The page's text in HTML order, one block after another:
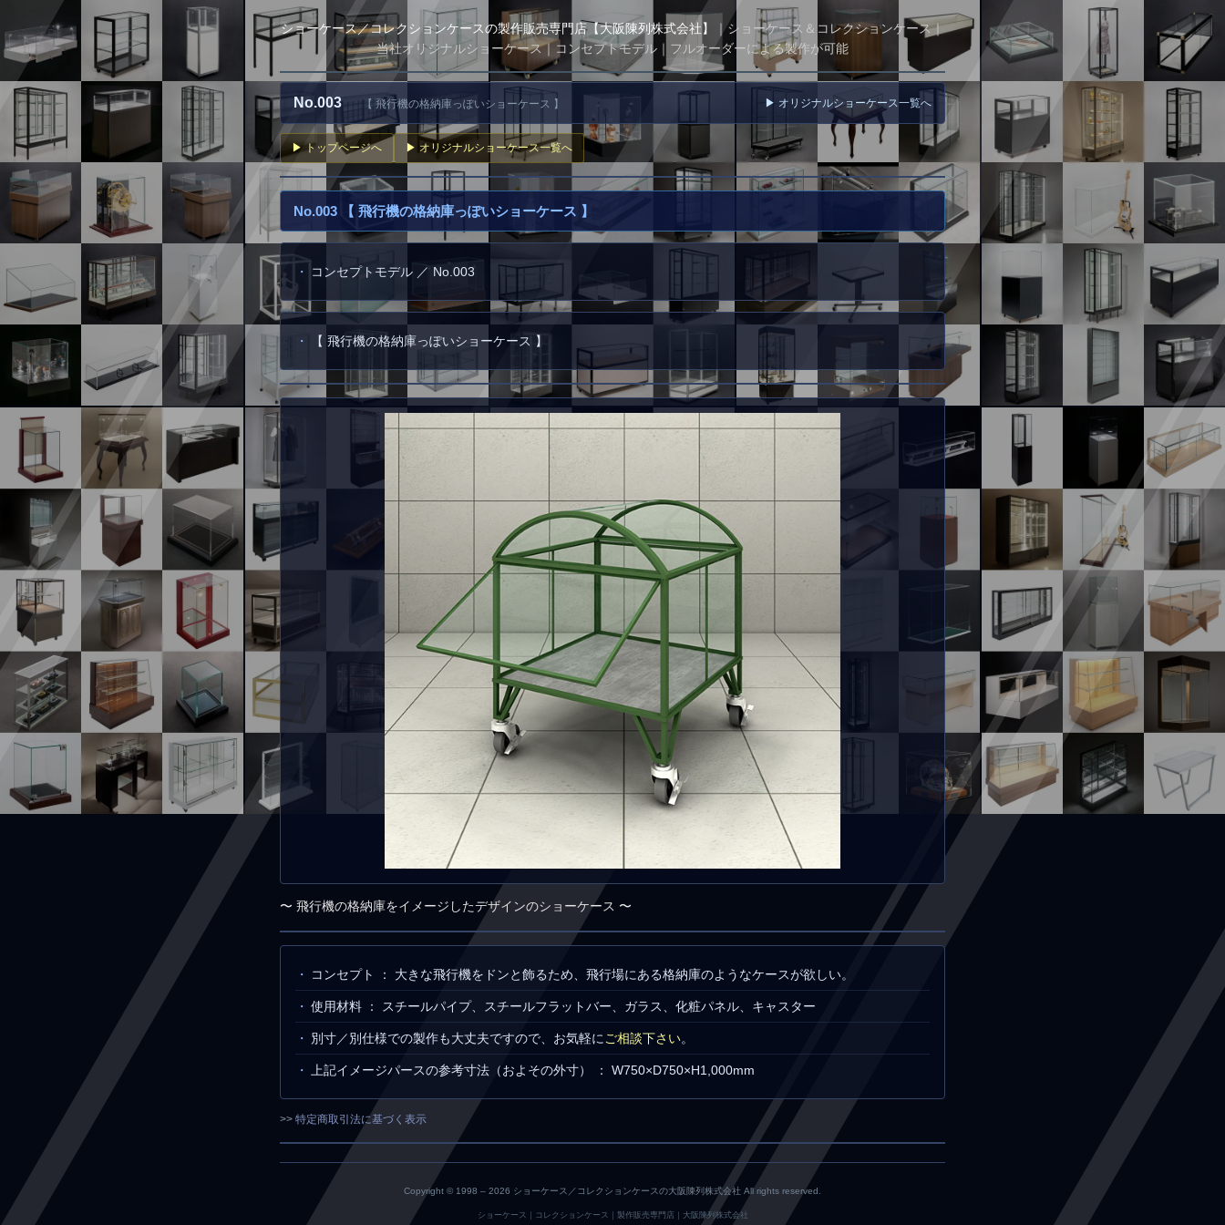
ショーケース／コレクションケースの製作販売専門店【大阪陳列株式会社】
｜ショーケース＆コレクションケース｜
当社オリジナルショーケース｜コンセプトモデル｜フルオーダーによる製作が可能
No.003 【 飛行機の格納庫っぽいショーケース 】 ▶ オリジナルショーケース一覧へ
▶ トップページへ ▶ オリジナルショーケース一覧へ
No.003 【 飛行機の格納庫っぽいショーケース 】
コンセプトモデル ／ No.003
【 飛行機の格納庫っぽいショーケース 】
〜 飛行機の格納庫をイメージしたデザインのショーケース 〜
コンセプト ： 大きな飛行機をドンと飾るため、飛行場にある格納庫のようなケースが欲しい。
使用材料 ： スチールパイプ、スチールフラットバー、ガラス、化粧パネル、キャスター
別寸／別仕様での製作も大丈夫ですので、お気軽に ご相談下さい。
上記イメージパースの参考寸法（およその外寸） ： W750×D750×H1,000mm
>> 特定商取引法に基づく表示
Copyright © 1998 – 2026 ショーケース／コレクションケースの大阪陳列株式会社 All rights reserved.
ショーケース｜コレクションケース｜製作販売専門店｜大阪陳列株式会社